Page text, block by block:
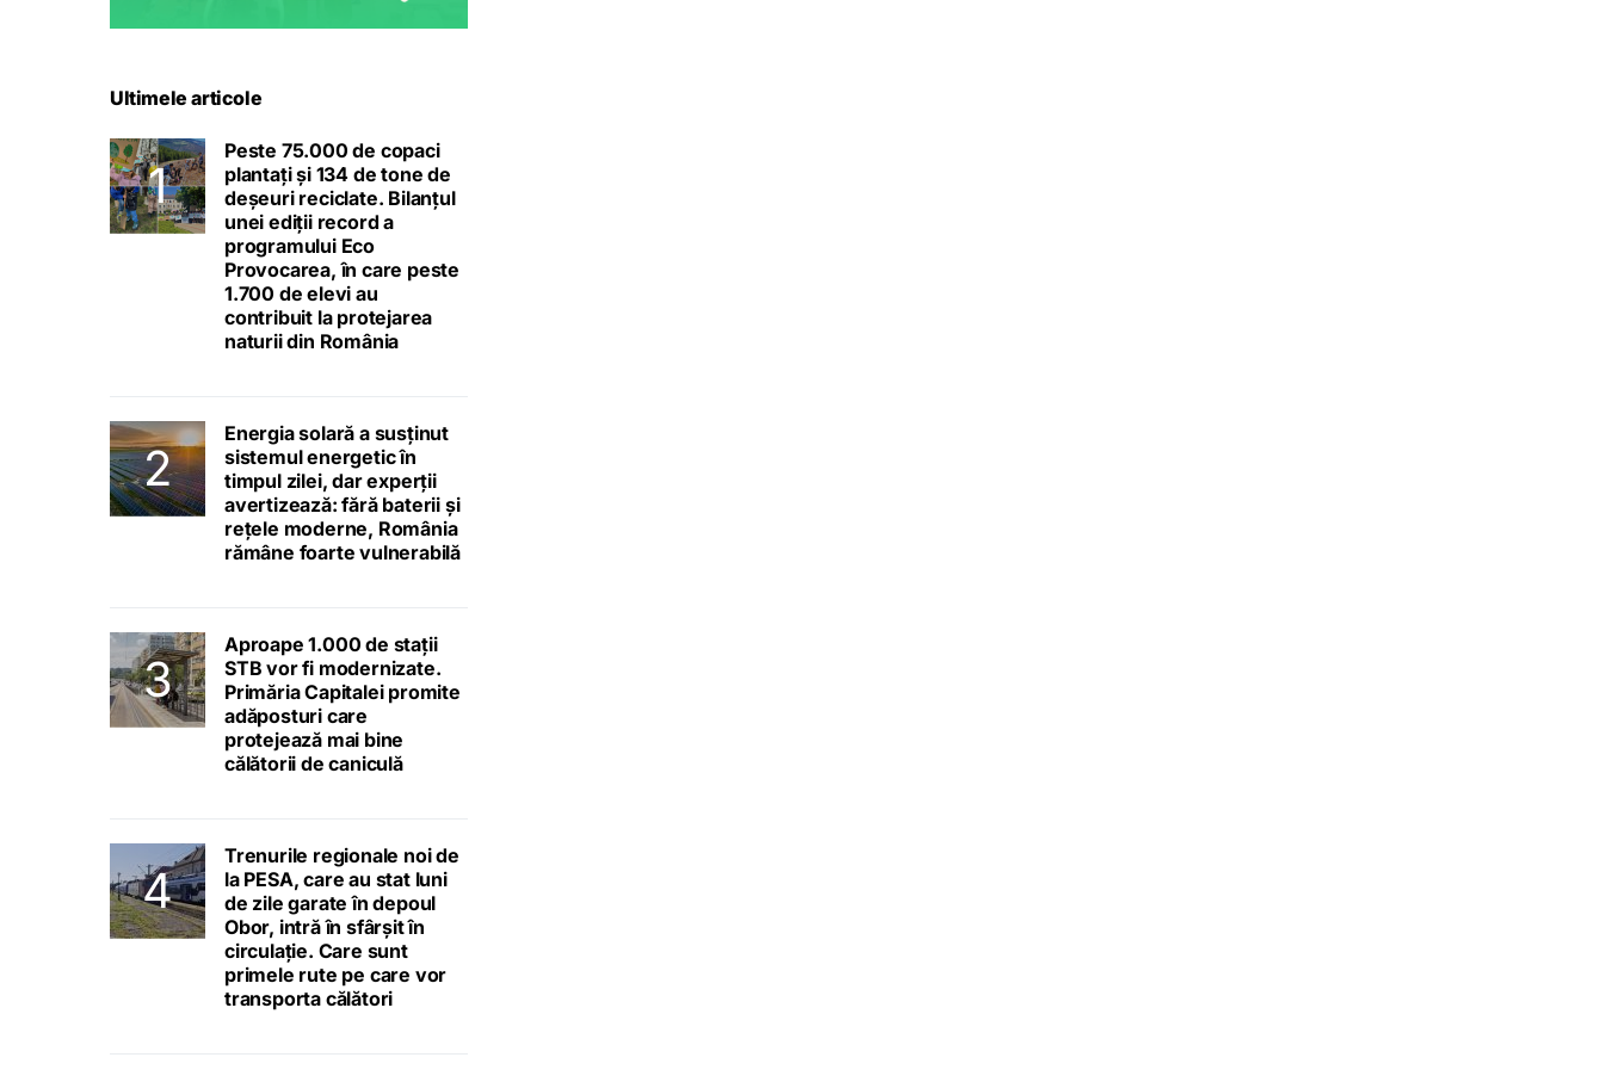
Ultimele articole
Peste 75.000 de copaci
plantați și 134 de tone de
deșeuri reciclate. Bilanțul
unei ediții record a
programului Eco
Provocarea, în care peste
1.700 de elevi au
contribuit la protejarea
naturii din România
Energia solară a susținut
sistemul energetic în
timpul zilei, dar experții
avertizează: fără baterii și
rețele moderne, România
rămâne foarte vulnerabilă
Aproape 1.000 de stații
STB vor fi modernizate.
Primăria Capitalei promite
adăposturi care
protejează mai bine
călătorii de caniculă
Trenurile regionale noi de
la PESA, care au stat luni
de zile garate în depoul
Obor, intră în sfârșit în
circulație. Care sunt
primele rute pe care vor
transporta călători